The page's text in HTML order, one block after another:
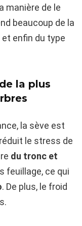
manière de le
beaucoup de la
et enfin du type
la plus
la sève est
le stress de
du tronc et
feuillage, ce qui
. De plus, le froid